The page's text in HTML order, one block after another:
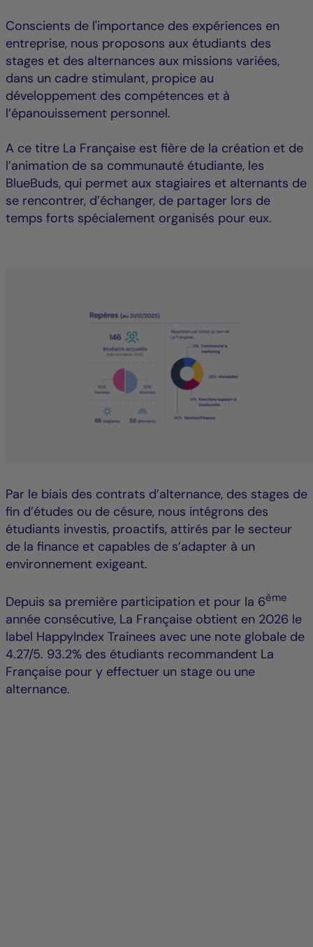
Conscients de l'importance des expériences en
entreprise, nous proposons aux étudiants des
stages et des alternances aux missions variées,
dans un cadre stimulant, propice au
développement des compétences et à
l’épanouissement personnel.
A ce titre La Française est fière de la création et de
l’animation de sa communauté étudiante, les
BlueBuds, qui permet aux stagiaires et alternants de
se rencontrer, d’échanger, de partager lors de
temps forts spécialement organisés pour eux.
Par le biais des contrats d’alternance, des stages de
fin d’études ou de césure, nous intégrons des
étudiants investis, proactifs, attirés par le secteur
de la finance et capables de s’adapter à un
environnement exigeant.
Depuis sa première participation et pour la 6ème
année consécutive, La Française obtient en 2026 le
label HappyIndex Trainees avec une note globale de
4.27/5. 93.2% des étudiants recommandent La
Française pour y effectuer un stage ou une
alternance.